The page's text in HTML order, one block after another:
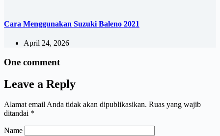
Cara Menggunakan Suzuki Baleno 2021
April 24, 2026
One comment
Leave a Reply
Alamat email Anda tidak akan dipublikasikan. Ruas yang wajib
ditandai *
Name